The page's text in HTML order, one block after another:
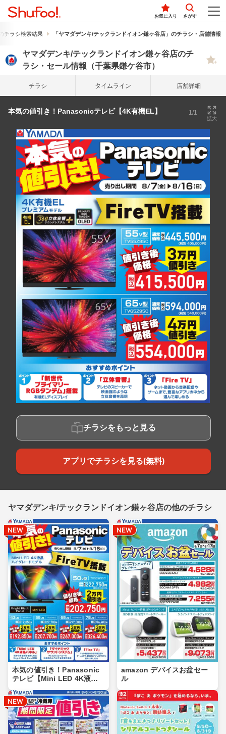
お気に入り さがす
チラシ検索結果 「ヤマダデンキ/テックランドイオン鎌ヶ谷店」のチラシ・店舗情報
ヤマダデンキ/テックランドイオン鎌ヶ谷店のチ
ラシ・セール情報（千葉県鎌ケ谷市）
チラシ タイム ライン 店舗詳細
本気の値引き！Panasonicテレビ【4K有機EL】 1/1
拡大
チラシをもっと見る
アプリでチラシを見る(無料)
ヤマダデンキ/テックランドイオン鎌ヶ谷店の他のチラシ
本気の値引き！Panasonic
テレビ【Mini LED 4K液
amazon デバイスお盆セー
ル